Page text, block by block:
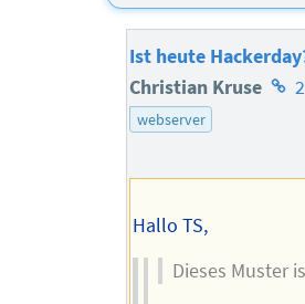
Ist heute
Christian Kruse
webserver
Hallo TS,
Dieses Muster